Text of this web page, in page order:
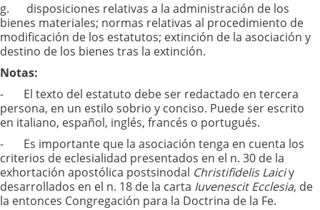
g. disposiciones relativas a la administración de los
bienes materiales; normas relativas al procedimiento de
modificación de los estatutos; extinción de la asociación y
destino de los bienes tras la extinción.
Notas:
- El texto del estatuto debe ser redactado en tercera
persona, en un estilo sobrio y conciso. Puede ser escrito
en italiano, español, inglés, francés o portugués.
- Es importante que la asociación tenga en cuenta los
criterios de eclesialidad presentados en el n. 30 de la
exhortación apostólica postsinodal Christifidelis Laiciy
desarrollados en el n. 18 de la carta Iuvenescit Ecclesia, de
la entonces Congregación para la Doctrina de la Fe.